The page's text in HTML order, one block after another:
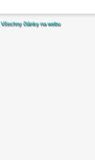
Všechny články na webu